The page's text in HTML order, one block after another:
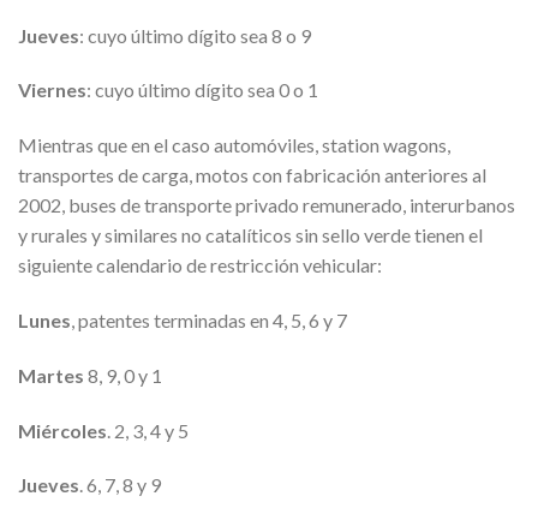
Jueves: cuyo último dígito sea 8 o 9
Viernes: cuyo último dígito sea 0 o 1
Mientras que en el caso automóviles, station wagons,
transportes de carga, motos con fabricación anteriores al
2002, buses de transporte privado remunerado, interurbanos
y rurales y similares no catalíticos sin sello verde tienen el
siguiente calendario de restricción vehicular:
Lunes, patentes terminadas en 4, 5, 6 y 7
Martes 8, 9, 0 y 1
Miércoles . 2, 3, 4 y 5
Jueves. 6, 7, 8 y 9